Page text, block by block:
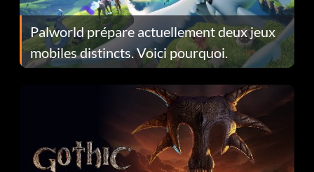
Palworld prépare actuellement deux jeux
mobiles distincts. Voici pourquoi.